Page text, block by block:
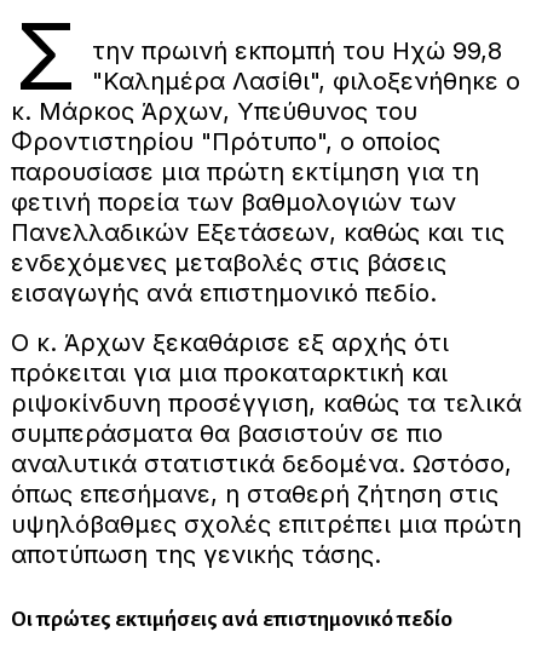
Σ
την πρωινή εκπομπή του Ηχώ 99,8
"Καλημέρα Λασίθι", φιλοξενήθηκε ο
κ. Μάρκος Άρχων, Υπεύθυνος του
Φροντιστηρίου "Πρότυπο", ο οποίος
παρουσίασε μια πρώτη εκτίμηση για τη
φετινή πορεία των βαθμολογιών των
Πανελλαδικών Εξετάσεων, καθώς και τις
ενδεχόμενες μεταβολές στις βάσεις
εισαγωγής ανά επιστημονικό πεδίο.
Ο κ. Άρχων ξεκαθάρισε εξ αρχής ότι
πρόκειται για μια προκαταρκτική και
ριψοκίνδυνη προσέγγιση, καθώς τα τελικά
συμπεράσματα θα βασιστούν σε πιο
αναλυτικά στατιστικά δεδομένα. Ωστόσο,
όπως επεσήμανε, η σταθερή ζήτηση στις
υψηλόβαθμες σχολές επιτρέπει μια πρώτη
αποτύπωση της γενικής τάσης.
Οι πρώτες εκτιμήσεις ανά επιστημονικό πεδίο